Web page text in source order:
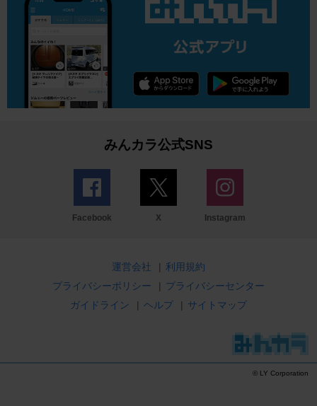
みんカラ公式SNS
Facebook X Instagram
運営会社 | 利用規約
プライバシーポリシー
| プライバシーセンター
ガイドライン
| ヘルプ | サイトマップ
© LY Corporation